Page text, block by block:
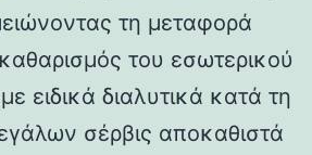
τη μεταφορά
του εσωτερικού
ειδικά διαλυτικά κατά τη
σέρβις αποκαθιστά